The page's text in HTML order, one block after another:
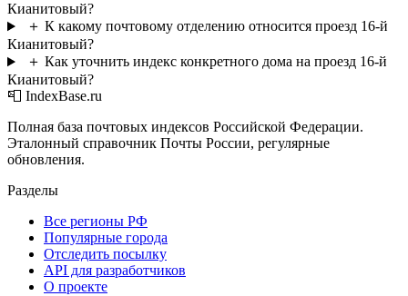
Кианитовый?
＋ К какому почтовому отделению относится проезд 16-й
Кианитовый?
＋ Как уточнить индекс конкретного дома на проезд 16-й
Кианитовый?
📮 IndexBase.ru
Полная база почтовых индексов Российской Федерации.
Эталонный справочник Почты России, регулярные
обновления.
Разделы
Все регионы РФ
Популярные города
Отследить посылку
API для разработчиков
О проекте